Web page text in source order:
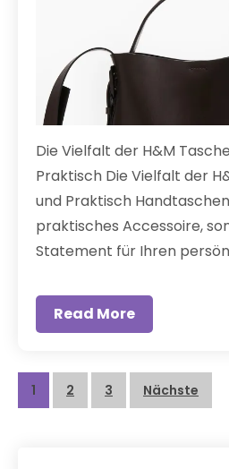
Die Vielfalt der H&M
Praktisch Die Vielfalt der
und Praktisch
praktisches Accessoire,
Statement für Ihren
Read More
Beitragsnavigation
1 2 3 Nächste